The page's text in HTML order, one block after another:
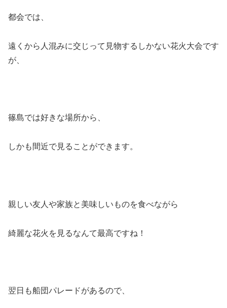
都会では、
遠くから人混みに交じって見物するしかない花火大会です
が、
篠島では好きな場所から、
しかも間近で見ることができます。
親しい友人や家族と美味しいものを食べながら
綺麗な花火を見るなんて最高ですね！
翌日も船団パレードがあるので、